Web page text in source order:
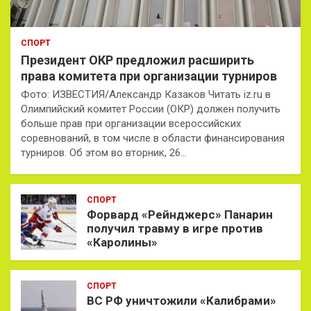
СПОРТ
Президент ОКР предложил расширить
права комитета при организации турниров
Фото: ИЗВЕСТИЯ/Александр Казаков Читать iz.ru в
Олимпийский комитет России (ОКР) должен получить
больше прав при организации всероссийских
соревнований, в том числе в области финансирования
турниров. Об этом во вторник, 26…
СПОРТ
Форвард «Рейнджерс» Панарин
получил травму в игре против
«Каролины»
СПОРТ
ВС РФ уничтожили «Калибрами»